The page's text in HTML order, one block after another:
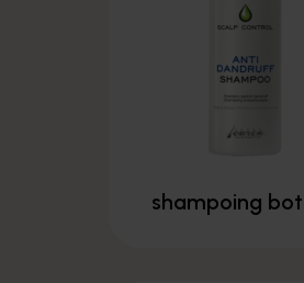
shampoing